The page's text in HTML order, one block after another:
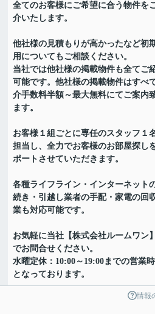
全てのお客様にご希望に合う物件を
介いたします。
他社様の見積もりが高かったなど初
用についてもご相談ください。
当社では他社様の掲載物件も全てご
可能です。他社様の掲載物件はすべ
介手数料半額～最大無料にてご案内
ます。
お客様１組ごとに専任のスタッフ１
担当し、全力でお客様のお部屋探し
ポートさせていただきます。
各種ライフライン・インターネット
続き・引越し業者の手配・家電の回
業も対応可能です。
お気軽に当社【株式会社ルームワン
でお問合せください。
水曜定休：10:00～19:00までの営業
となっております。
情報